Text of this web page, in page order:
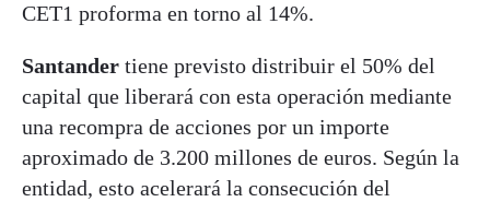
CET1 proforma en torno al 14%.
Santander tiene previsto distribuir el 50% del
capital que liberará con esta operación mediante
una recompra de acciones por un importe
aproximado de 3.200 millones de euros. Según la
entidad, esto acelerará la consecución del